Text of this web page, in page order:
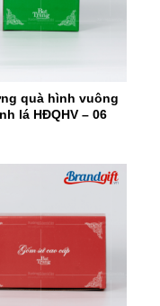
quà hình vuông
lá HĐQHV – 06